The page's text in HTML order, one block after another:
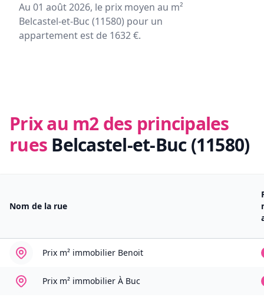
Au 01 août 2026, le prix moyen au m²
Belcastel-et-Buc (11580) pour un
appartement est de 1632 €.
Prix au m2 des principales
rues Belcastel-et-Buc (11580)
Nom de la rue
Prix m² immobilier Benoit
Prix m² immobilier À Buc